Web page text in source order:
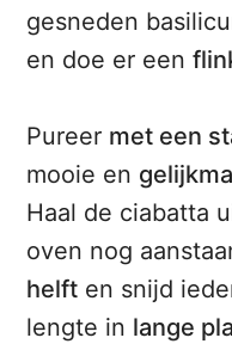
gesneden
en doe er een
Pureer met een
mooie en
Haal de ciabatta
oven nog
helft en snijd
lengte in lange